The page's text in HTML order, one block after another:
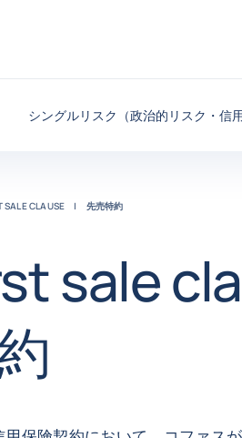
シングルリスク（政治的リスク・信
SALE CLAUSE | 先売特約
sale